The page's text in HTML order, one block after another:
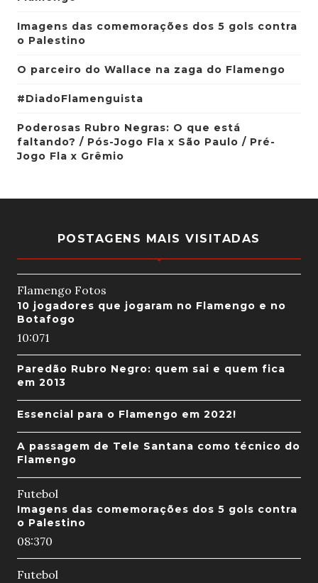
Imagens das comemorações dos 5 gols contra
o Palestino
O parceiro do Wallace na zaga do Flamengo
#DiadoFlamenguista
Poderosas Rubro Negras: O que está
faltando? / Pós-Jogo Fla x São Paulo / Pré-
Jogo Fla x Grêmio
POSTAGENS MAIS VISITADAS
Flamengo Fotos
10 jogadores que jogaram no Flamengo e no
Botafogo
10:071
Paredão Rubro Negro: quem sai e quem fica
em 2013
Essencial para o Flamengo em 2022!
A passagem de Tele Santana como técnico do
Flamengo
Futebol
Imagens das comemorações dos 5 gols contra
o Palestino
08:370
Futebol